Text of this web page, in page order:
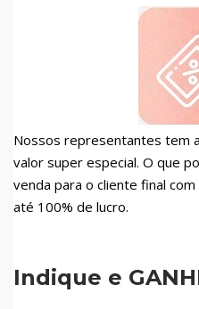
Nossos representantes tem
valor super especial. O que
venda para o cliente final
até 100% de lucro.
Indique e